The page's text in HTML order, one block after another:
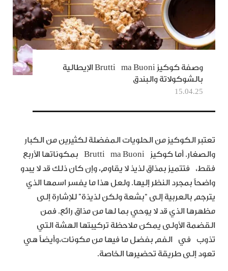
وصفة كوكيز Brutti ma Buoni الإيطالية
بالشوكولاتة والبندق
15.04.25
تعتبر الكوكيز من الحلويات المفضلة لكثيرين من الكبار
والصغار. أما كوكيز Brutti ma Buoni بمكوناتها الأربع
فقط، فتتميز بمذاق لذيذ لا يقاوم، وإن كان ذلك قد لا يبدو
واضحاً بمجرد النظر إليها. ولعل هذا ما يفسر اسمها الذي
يترجم بالعربية إلى “بشعة ولكن لذيذة” للإشارة إلى
مظهرها الذي قد لا يوحي بما لها من مذاق رائع. فمن
القضمة الأولى يمكن ملاحظة تركيبتها الهشة التي
تذوب في الفم بفضل ما فيها من مكونات،وأيضاً هي
تعود إلى طريقة تحضيرها الخاصة.